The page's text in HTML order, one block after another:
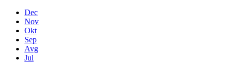
Dec
Nov
Okt
Sep
Avg
Jul